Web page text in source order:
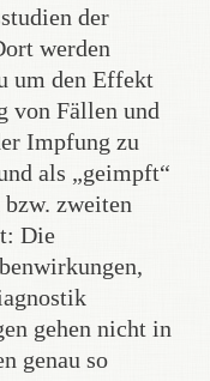
der
werden
um den Effekt
von Fällen und
Impfung zu
als „geimpft“
bzw. zweiten
Die
gehen nicht in
genau so